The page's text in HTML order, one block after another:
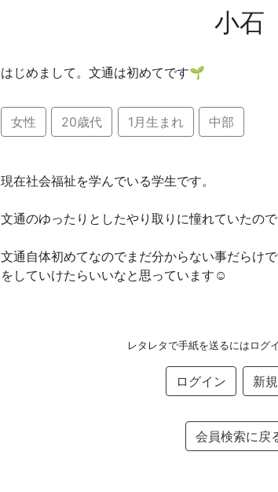
小石
はじめまして。文通は初めてです‪🌱‬
女性 20歳代 1月生まれ 中部
現在社会福祉を学んでいる学生です。
文通のゆったりとしたやり取りに憧れていたので
文通自体初めてなのでまだ分からない事だらけ
をしていけたらいいなと思っています‪☺️
レタレタで手紙を送るにはログ
ログイン 新
会員検索に戻